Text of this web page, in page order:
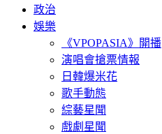
政治
娛樂
《VPOPASIA》開播
演唱會搶票情報
日韓爆米花
歌手動態
綜藝星聞
戲劇星聞